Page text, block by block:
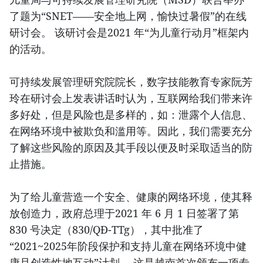
了题为“SNET——安全地上网，愉快过暑假”的在线
研讨会。 该研讨会是2021 年“为儿童行动月”框架内
的活动。
可持续发展管理研究院院长，数字技能教育专家阮芳
玲在研讨会上发表讲话时认为，互联网给我们带来许
多好处，但是风险也是多样的，如：泄露个人信息、
在网络环境中被欺负和滥用等。因此，我们需要充分
了解这些风险的原因及其手段以便及时采取适当的防
止措施。
为了给儿童营造一个安全、健康的网络环境，使其释
放创造力，政府总理于2021 年 6 月 1 日签署了第
830 号决定（830/QĐ-TTg），其中批准了
“2021~2025年阶段保护和支持儿童在网络环境中健